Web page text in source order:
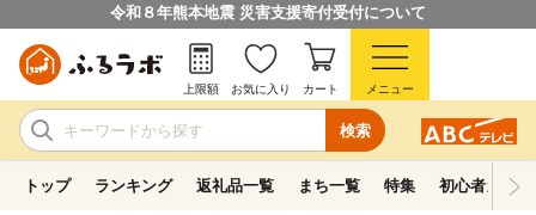
令和８年熊本地震 災害支援寄付受付について
検索
上限額 お気に入り カート メニュー
トップ ランキング 返礼品一覧 まち一覧 特集 初心者ガイド